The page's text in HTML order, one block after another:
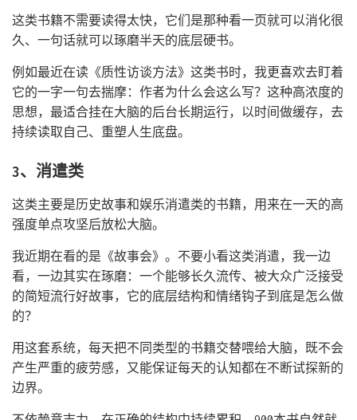
这类书籍不需要读得太快，它们是那种看一页就可以消化很
久、一句话就可以琢磨半天的底层硬书。
例如最近在读《质性访谈方法》这类书时，我更喜欢去盯着
它的一字一句去揣摩：作者为什么会这么写？这种高浓度的
思想，最适合挂在大脑的后台长期运行，以时间做缓存，去
持续读取自己、重塑人生底盘。
3、消遣类
这类主要是历史故事和娱乐消遣类的书籍，用来在一天的高
强度单点攻坚后放松大脑。
我近期在看的是《故事会》。不要小看这类消遣，我一边
看，一边其实在琢磨：一个能够长久流传、被大众广泛接受
的简短流行好故事，它的底层结构和情绪钩子到底是怎么做
的？
用这套系统，每天把不同类型的书籍交替喂给大脑，既不会
产生严重的疲劳感，又能保证每天的认知都在不断试探新的
边界。